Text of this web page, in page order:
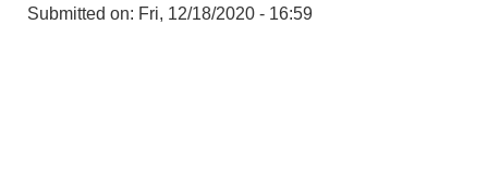
Submitted on: Fri, 12/18/2020 - 16:59